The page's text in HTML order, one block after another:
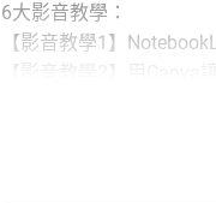
6大影音教學：
【影音教學1】